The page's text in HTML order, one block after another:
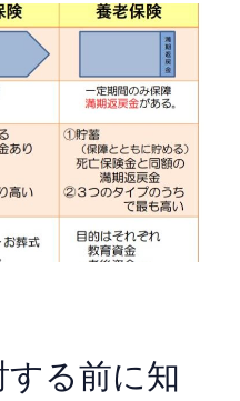
る前に知